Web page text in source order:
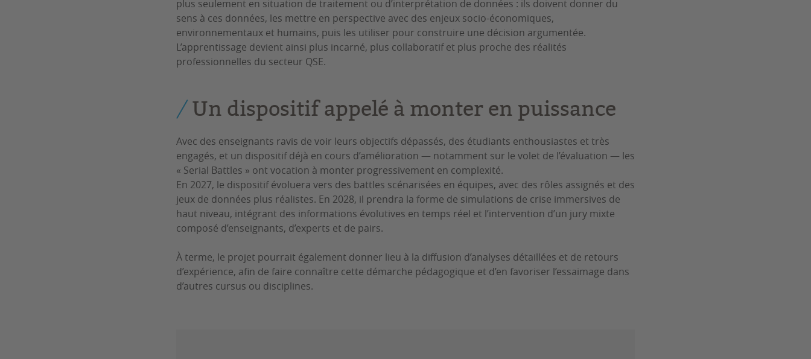
plus seulement en situation de traitement ou d’interprétation de données : ils doivent donner du
sens à ces données, les mettre en perspective avec des enjeux socio-économiques,
environnementaux et humains, puis les utiliser pour construire une décision argumentée.
L’apprentissage devient ainsi plus incarné, plus collaboratif et plus proche des réalités
professionnelles du secteur QSE.
Un dispositif appelé à monter en puissance
Avec des enseignants ravis de voir leurs objectifs dépassés, des étudiants enthousiastes et très
engagés, et un dispositif déjà en cours d’amélioration — notamment sur le volet de l’évaluation — les
« Serial Battles » ont vocation à monter progressivement en complexité.
En 2027, le dispositif évoluera vers des battles scénarisées en équipes, avec des rôles assignés et des
jeux de données plus réalistes. En 2028, il prendra la forme de simulations de crise immersives de
haut niveau, intégrant des informations évolutives en temps réel et l’intervention d’un jury mixte
composé d’enseignants, d’experts et de pairs.
À terme, le projet pourrait également donner lieu à la diffusion d’analyses détaillées et de retours
d’expérience, afin de faire connaître cette démarche pédagogique et d’en favoriser l’essaimage dans
d’autres cursus ou disciplines.